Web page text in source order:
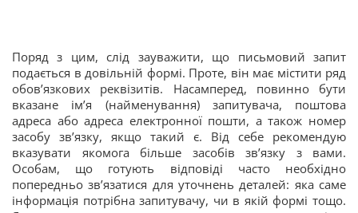
Поряд з цим, слід зауважити, що письмовий запит
подається в довільній формі. Проте, він має містити ряд
обов’язкових реквізитів. Насамперед, повинно бути
вказане ім’я (найменування) запитувача, поштова
адреса або адреса електронної пошти, а також номер
засобу зв’язку, якщо такий є. Від себе рекомендую
вказувати якомога більше засобів зв’язку з вами.
Особам, що готують відповіді часто необхідно
попередньо зв’язатися для уточнень деталей: яка саме
інформація потрібна запитувачу, чи в якій формі тощо.